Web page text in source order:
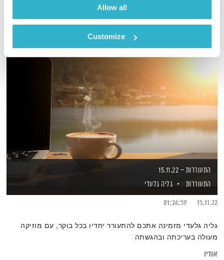
Allow all
Customize
התעוררות – 15.11.22
התעוררות
גליה גלעדי
15.11.22
01:26:59
גליה גלעדי מזמינה אתכם להתעורר יחדיו בכל בוקר, עם מוזיקה
מעולה בעריכתה ובהגשתה
אודיו